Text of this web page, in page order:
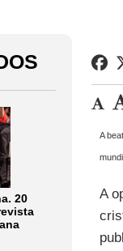
20
A
A